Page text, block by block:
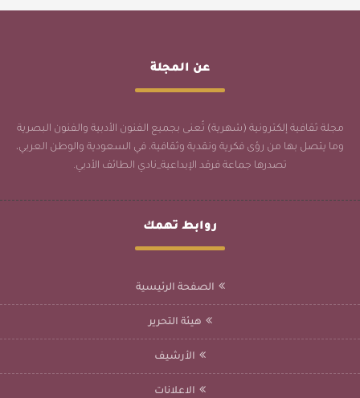
عن المجلة
مجلة ثقافية إلكترونية (شهرية) تُعنى بجميع الفنون الأدبية والفنون البصرية
وما يتصل بها من رؤى فكرية ونقدية وثقافية، في السعودية والوطن العربي،
تصدرها جماعة فرقد الإبداعية_نادي الطائف الأدبي.
روابط تهمك
الصفحة الرئيسية
هيئة التحرير
الأرشيف
الاعلانات